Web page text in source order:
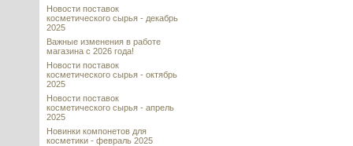
Новости поставок
косметического сырья - декабрь
2025
Важные изменения в работе
магазина с 2026 года!
Новости поставок
косметического сырья - октябрь
2025
Новости поставок
косметического сырья - апрель
2025
Новинки компонетов для
косметики - февраль 2025